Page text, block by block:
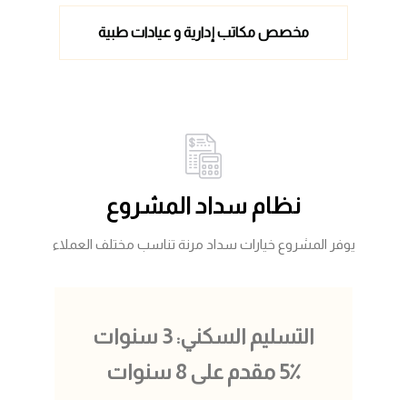
مخصص مكاتب إدارية و عيادات طبية
نظام سداد المشروع
يوفر المشروع خيارات سداد مرنة تناسب مختلف العملاء
التسليم السكني: 3 سنوات
5٪ مقدم على 8 سنوات